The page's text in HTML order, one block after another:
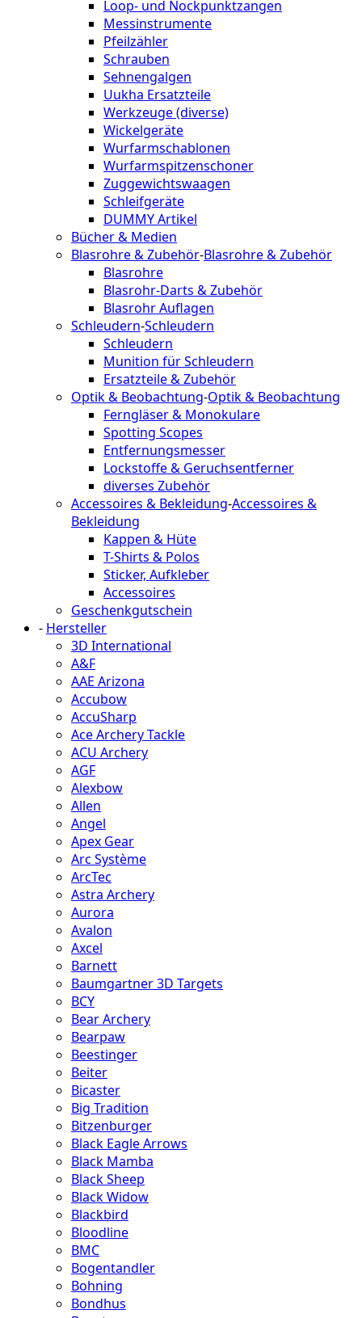
Loop- und Nockpunktzangen
Messinstrumente
Pfeilzähler
Schrauben
Sehnengalgen
Uukha Ersatzteile
Werkzeuge (diverse)
Wickelgeräte
Wurfarmschablonen
Wurfarmspitzenschoner
Zuggewichtswaagen
Schleifgeräte
DUMMY Artikel
Bücher & Medien
Blasrohre & Zubehör-Blasrohre & Zubehör
Blasrohre
Blasrohr-Darts & Zubehör
Blasrohr Auflagen
Schleudern-Schleudern
Schleudern
Munition für Schleudern
Ersatzteile & Zubehör
Optik & Beobachtung-Optik & Beobachtung
Ferngläser & Monokulare
Spotting Scopes
Entfernungsmesser
Lockstoffe & Geruchsentferner
diverses Zubehör
Accessoires & Bekleidung-Accessoires &
Bekleidung
Kappen & Hüte
T-Shirts & Polos
Sticker, Aufkleber
Accessoires
Geschenkgutschein
- Hersteller
3D International
A&F
AAE Arizona
Accubow
AccuSharp
Ace Archery Tackle
ACU Archery
AGF
Alexbow
Allen
Angel
Apex Gear
Arc Système
ArcTec
Astra Archery
Aurora
Avalon
Axcel
Barnett
Baumgartner 3D Targets
BCY
Bear Archery
Bearpaw
Beestinger
Beiter
Bicaster
Big Tradition
Bitzenburger
Black Eagle Arrows
Black Mamba
Black Sheep
Black Widow
Blackbird
Bloodline
BMC
Bogentandler
Bohning
Bondhus